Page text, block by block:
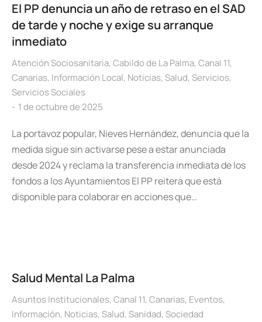
El PP denuncia un año de retraso en el SAD
de tarde y noche y exige su arranque
inmediato
Atención Sociosanitaria, Cabildo de La Palma, Canal 11,
Canarias, Información Local, Noticias, Salud, Servicios,
Servicios Sociales
1 de octubre de 2025
La portavoz popular, Nieves Hernández, denuncia que la
medida sigue sin activarse pese a estar anunciada
desde 2024 y reclama la transferencia inmediata de los
fondos a los Ayuntamientos El PP reitera que está
disponible para colaborar en acciones que…
Salud Mental La Palma
Asuntos Institucionales, Canal 11, Canarias, Eventos,
Información, Noticias, Salud, Sanidad, Sociedad